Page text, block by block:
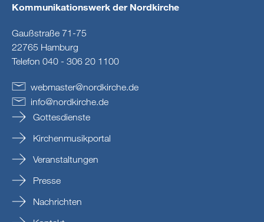
Kommunikationswerk der Nordkirche
Gaußstraße 71-75
22765 Hamburg
Telefon 040 - 306 20 1100
webmaster@nordkirche de
info@nordkirche.de
Gottesdienste
Kirchenmusikportal
Veranstaltungen
Presse
Nachrichten